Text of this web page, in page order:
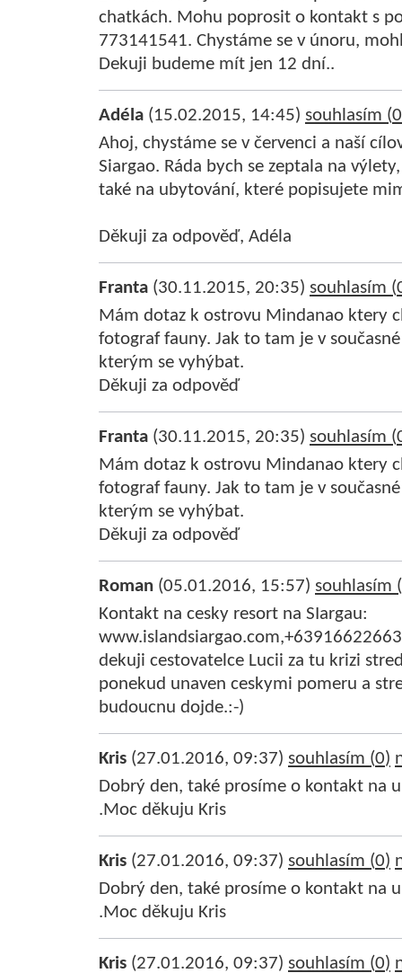
chatkách. Mohu poprosit o kontakt s
773141541. Chystáme se v únoru,
Dekuji budeme mít jen 12 dní..
Adéla (15.02.2015, 14:45) souhlasím (0
Ahoj, chystáme se v červenci a naší
Siargao. Ráda bych se zeptala na
také na ubytování, které popisujete
Děkuji za odpověď, Adéla
Franta (30.11.2015, 20:35) souhlasím (
Mám dotaz k ostrovu Mindanao ktery
fotograf fauny. Jak to tam je v
kterým se vyhýbat.
Děkuji za odpověď
Franta (30.11.2015, 20:35) souhlasím (
Mám dotaz k ostrovu Mindanao ktery
fotograf fauny. Jak to tam je v
kterým se vyhýbat.
Děkuji za odpověď
Roman (05.01.2016, 15:57) souhlasím (
Kontakt na cesky resort na SIargau:
dekuji cestovatelce Lucii za tu krizi
ponekud unaven ceskymi pomeru a
budoucnu dojde.:-)
Kris (27.01.2016, 09:37) souhlasím (0)
Dobrý den, také prosíme o kontakt na
.Moc děkuju Kris
Kris (27.01.2016, 09:37) souhlasím (0)
Dobrý den, také prosíme o kontakt na
.Moc děkuju Kris
Kris (27.01.2016, 09:37) souhlasím (0)